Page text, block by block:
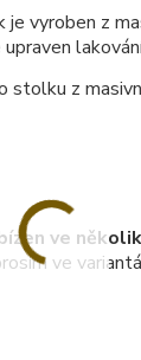
vyroben z
stolku z
ve
ve